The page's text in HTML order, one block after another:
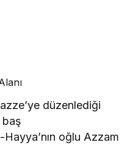
düzenlediği
baş
oğlu Azzam